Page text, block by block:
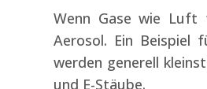
Wenn Gase wie Luft
Aerosol. Ein
werden generell
und E-Stäube.